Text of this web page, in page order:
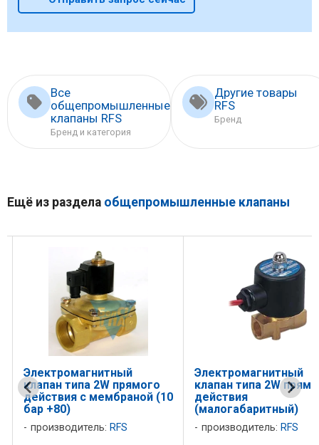
Все
общепромышленные
клапаны RFS
Бренд и категория
Другие товары
RFS
Бренд
Ещё из раздела общепромышленные клапаны
Электромагнитный
клапан типа 2W прямого
действия с мембраной (10
бар +80)
производитель: RFS
Электромагнитный
клапан типа 2W
действия
(малогабаритный)
производитель: RFS